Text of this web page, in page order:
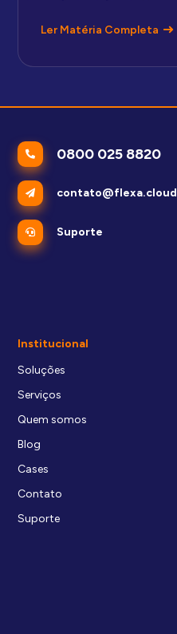
Ler Matéria Completa
0800 025 8820
contato@flexa.cloud
Suporte
Institucional
Soluções
Serviços
Quem somos
Blog
Cases
Contato
Suporte